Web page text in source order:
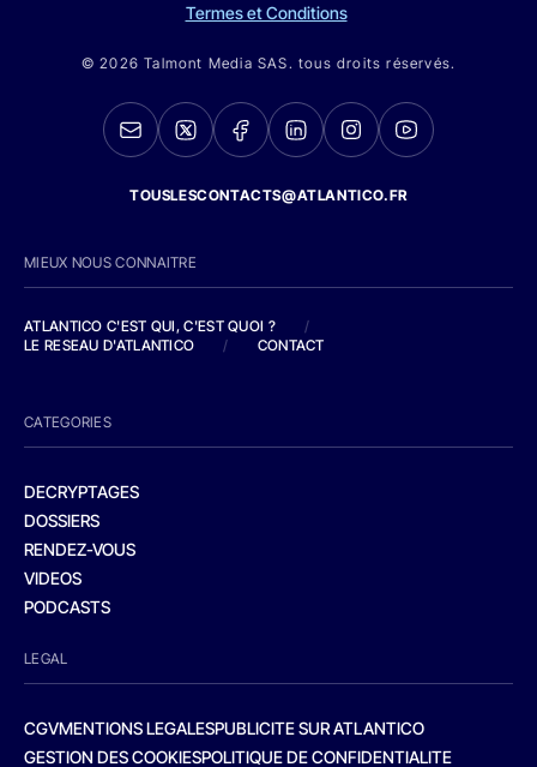
Termes et Conditions
© 2026 Talmont Media SAS. tous droits réservés.
TOUSLESCONTACTS@ATLANTICO.FR
MIEUX NOUS CONNAITRE
ATLANTICO C'EST QUI, C'EST QUOI ?
/
LE RESEAU D'ATLANTICO
/ CONTACT
CATEGORIES
DECRYPTAGES
DOSSIERS
RENDEZ-VOUS
VIDEOS
PODCASTS
LEGAL
CGVMENTIONS LEGALESPUBLICITE SUR ATLANTICO
GESTION DES COOKIESPOLITIQUE DE CONFIDENTIALITE